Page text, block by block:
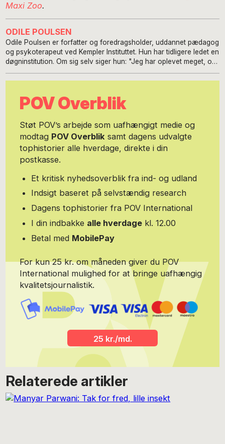
Maxi Zoo.
ODILE POULSEN
Odile Poulsen er forfatter og foredragsholder, uddannet pædagog
og psykoterapeut ved Kempler Instituttet. Hun har tidligere ledet en
døgninstitution. Om sig selv siger hun: "Jeg har oplevet meget, og
aldrig troede, jeg ville blive mere end tredive, har jeg fornøjelsen
kræver autencitet på alle planer og en blotlæggelse af tabuer, der
indskrænker menneskets frihed og livskvalitet. Jeg er altid
og taler om, båret af et ønske om at ophæve begrænsninger for
det frie sind." Hun har udgivet bøgerne, Hustler (Rosinante 2000
og 2006), Sirenesang (Lindhardt og Ringhoff 2006) og har
modtaget Alt for Damernes Kvindepris (2005). I 2008 var hun
ambassadør for Dannerhuset. Odile er bosat i København med sin
mand og deres to teenagere. Du kan også finde hende på
LinkedIn: www.linkedin.com/in/odilepoulsen/ Hvis du vil honorere
Odiles tekster på POV, kan du donere et beløb til hendes
MobilePay: 3064 3538
POV Overblik
Støt POV’s arbejde som uafhængigt medie og
modtag POV Overblik samt dagens udvalgte
tophistorier alle hverdage, direkte i din
postkasse.
Et kritisk nyhedsoverblik fra ind- og udland
Indsigt baseret på selvstændig research
Dagens tophistorier fra POV International
I din indbakke alle hverdage kl. 12.00
Betal med MobilePay
For kun 25 kr. om måneden giver du POV
International mulighed for at bringe uafhængig
kvalitetsjournalistik.
25 kr./md.
Relaterede artikler